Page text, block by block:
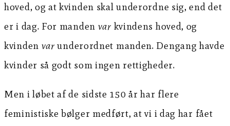
hoved, og at kvinden skal underordne sig, end det
er i dag. For manden varkvindens hoved, og
kvinden varunderordnet manden. Dengang havde
kvinder så godt som ingen rettigheder.
Men i løbet af de sidste 150 år har flere
feministiske bølger medført, at vi i dag har fået